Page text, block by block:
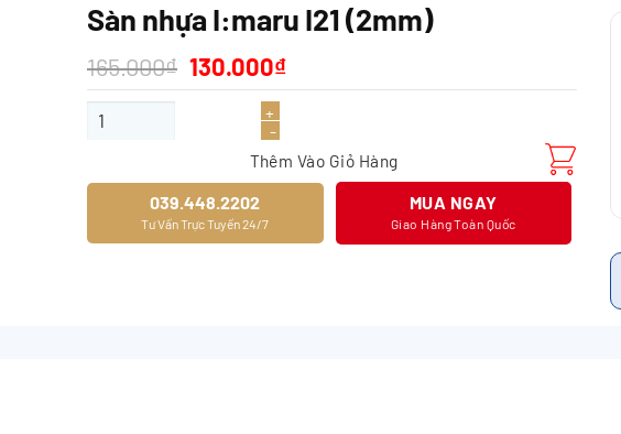
Sàn nhựa I:maru I21 (2mm)
165.000₫ Giá
gốc
165.000₫.
130.000₫Giá
hiện
Sàn nhựa I:maru I21 (2mm) số lượng
Thêm Vào Giỏ Hàng
039.448.2202
Tư Vấn Trực Tuyến 24/7
MUA NGAY
Giao Hàng Toàn Quốc